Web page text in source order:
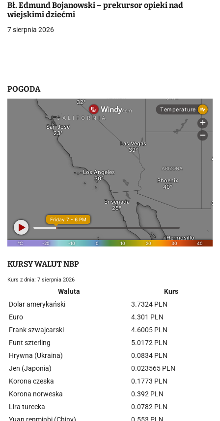
i
s
Bł. Edmund Bojanowski – prekursor opieki nad
wiejskimi dziećmi
7 sierpnia 2026
POGODA
KURSY WALUT NBP
Kurs z dnia: 7 sierpnia 2026
Waluta
Kurs
Dolar amerykański
3.7324 PLN
Euro
4.301 PLN
Frank szwajcarski
4.6005 PLN
Funt szterling
5.0172 PLN
Hrywna (Ukraina)
0.0834 PLN
Jen (Japonia)
0.023565 PLN
Korona czeska
0.1773 PLN
Korona norweska
0.392 PLN
Lira turecka
0.0782 PLN